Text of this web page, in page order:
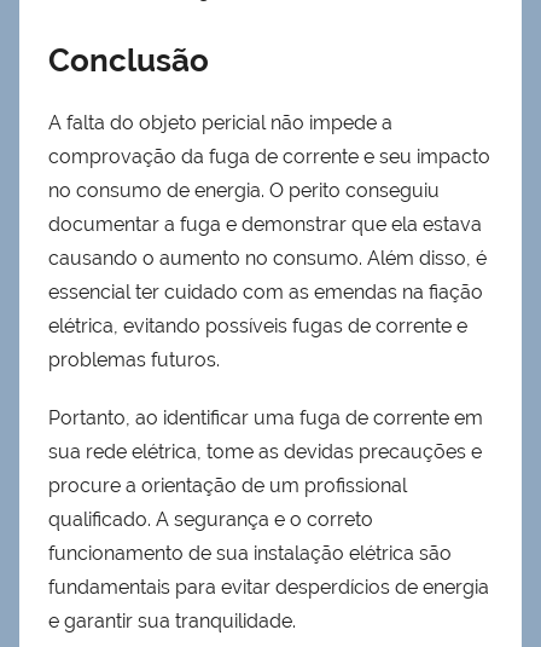
Conclusão
A falta do objeto pericial não impede a
comprovação da fuga de corrente e seu impacto
no consumo de energia. O perito conseguiu
documentar a fuga e demonstrar que ela estava
causando o aumento no consumo. Além disso, é
essencial ter cuidado com as emendas na fiação
elétrica, evitando possíveis fugas de corrente e
problemas futuros.
Portanto, ao identificar uma fuga de corrente em
sua rede elétrica, tome as devidas precauções e
procure a orientação de um profissional
qualificado. A segurança e o correto
funcionamento de sua instalação elétrica são
fundamentais para evitar desperdícios de energia
e garantir sua tranquilidade.